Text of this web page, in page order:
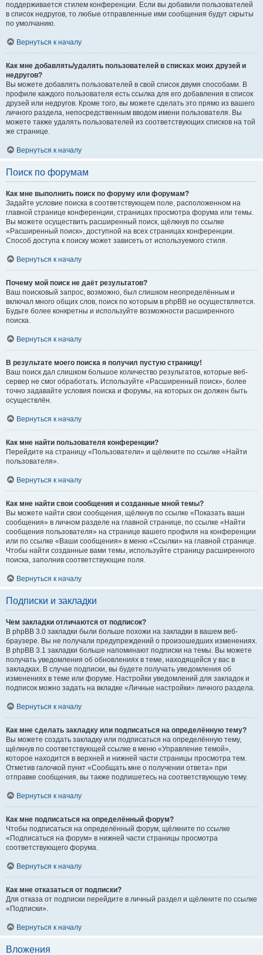
поддерживается стилем конференции. Если вы добавили пользователей
в список недругов, то любые отправленные ими сообщения будут скрыты
по умолчанию.
Вернуться к началу
Как мне добавлять/удалять пользователей в списках моих друзей и
недругов?
Вы можете добавлять пользователей в свой список двумя способами. В
профиле каждого пользователя есть ссылка для его добавления в список
друзей или недругов. Кроме того, вы можете сделать это прямо из вашего
личного раздела, непосредственным вводом имени пользователя. Вы
можете также удалять пользователей из соответствующих списков на той
же странице.
Вернуться к началу
Поиск по форумам
Как мне выполнить поиск по форуму или форумам?
Задайте условие поиска в соответствующем поле, расположенном на
главной странице конференции, страницах просмотра форума или темы.
Вы можете осуществить расширенный поиск, щёлкнув по ссылке
«Расширенный поиск», доступной на всех страницах конференции.
Способ доступа к поиску может зависеть от используемого стиля.
Вернуться к началу
Почему мой поиск не даёт результатов?
Ваш поисковый запрос, возможно, был слишком неопределённым и
включал много общих слов, поиск по которым в phpBB не осуществляется.
Будьте более конкретны и используйте возможности расширенного
поиска.
Вернуться к началу
В результате моего поиска я получил пустую страницу!
Ваш поиск дал слишком большое количество результатов, которые веб-
сервер не смог обработать. Используйте «Расширенный поиск», более
точно задавайте условия поиска и форумы, на которых он должен быть
осуществлён.
Вернуться к началу
Как мне найти пользователя конференции?
Перейдите на страницу «Пользователи» и щёлкните по ссылке «Найти
пользователя».
Вернуться к началу
Как мне найти свои сообщения и созданные мной темы?
Вы можете найти свои сообщения, щёлкнув по ссылке «Показать ваши
сообщения» в личном разделе на главной странице, по ссылке «Найти
сообщения пользователя» на странице вашего профиля на конференции
или по ссылке «Ваши сообщения» в меню «Ссылки» на главной странице.
Чтобы найти созданные вами темы, используйте страницу расширенного
поиска, заполнив соответствующие поля.
Вернуться к началу
Подписки и закладки
Чем закладки отличаются от подписок?
В phpBB 3.0 закладки были больше похожи на закладки в вашем веб-
браузере. Вы не получали предупреждений о произошедших изменениях.
В phpBB 3.1 закладки больше напоминают подписки на темы. Вы можете
получать уведомления об обновлениях в теме, находящейся у вас в
закладках. В случае подписки, вы будете получать уведомления об
изменениях в теме или форуме. Настройки уведомлений для закладок и
подписок можно задать на вкладке «Личные настройки» личного раздела.
Вернуться к началу
Как мне сделать закладку или подписаться на определённую тему?
Вы можете создать закладку или подписаться на определённую тему,
щёлкнув по соответствующей ссылке в меню «Управление темой»,
которое находится в верхней и нижней части страницы просмотра тем.
Отметив галочкой пункт «Сообщать мне о получении ответа» при
отправке сообщения, вы также подпишетесь на соответствующую тему.
Вернуться к началу
Как мне подписаться на определённый форум?
Чтобы подписаться на определённый форум, щёлкните по ссылке
«Подписаться на форум» в нижней части страницы просмотра
соответствующего форума.
Вернуться к началу
Как мне отказаться от подписки?
Для отказа от подписки перейдите в личный раздел и щёлкните по ссылке
«Подписки».
Вернуться к началу
Вложения